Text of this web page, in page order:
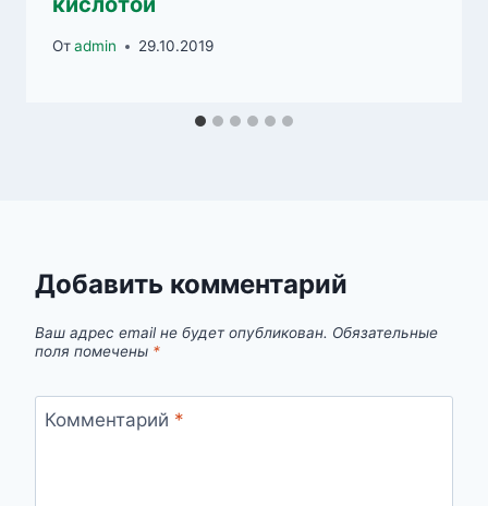
Отadmin 29.10.2019
Добавить комментарий
Ваш адрес email не будет опубликован. Обязательные
поля помечены *
Комментарий *